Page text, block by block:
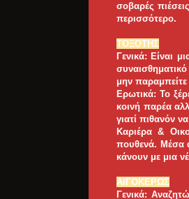
σοβαρές
περισσότερο.
ΤΟΞΟΤΗΣ
Γενικά: Είναι
μην
Ερωτικά: Το
κοινή παρέα
γιατί πιθανόν
Καριέρα &
πουθενά. Μέσα
κάνουν με μια
ΑΙΓΟΚΕΡΩΣ
Γενικά: